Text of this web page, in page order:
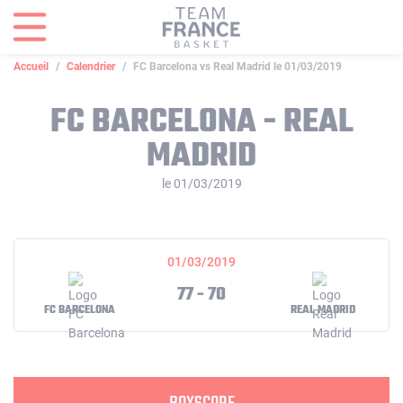
Accueil Calendrier FC Barcelona vs Real Madrid le 01/03/2019
FC BARCELONA - REAL
MADRID
le 01/03/2019
01/03/2019
FC BARCELONA
77 - 70
REAL MADRID
Panneau de gestion des cookies